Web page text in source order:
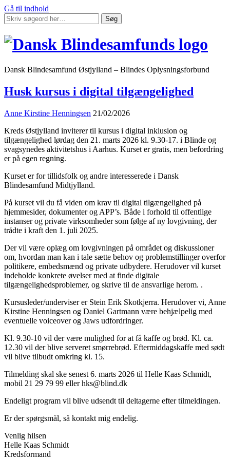
Gå til indhold
Søg
Dansk Blindesamfund Østjylland – Blindes Oplysningsforbund
Husk kursus i digital tilgængelighed
Anne Kirstine Henningsen 21/02/2026
Kreds Østjylland inviterer til kursus i digital inklusion og
tilgængelighed lørdag den 21. marts 2026 kl. 9.30-17. i Blinde og
svagsynedes aktivitetshus i Aarhus. Kurset er gratis, men befordring
er på egen regning.
Kurset er for tillidsfolk og andre interesserede i Dansk
Blindesamfund Midtjylland.
På kurset vil du få viden om krav til digital tilgængelighed på
hjemmesider, dokumenter og APP’s. Både i forhold til offentlige
instanser og private virksomheder som følge af ny lovgivning, der
trådte i kraft den 1. juli 2025.
Der vil være oplæg om lovgivningen på området og diskussioner
om, hvordan man kan i tale sætte behov og problemstillinger overfor
politikere, embedsmænd og private udbydere. Herudover vil kurset
indeholde konkrete øvelser med at finde digitale
tilgængelighedsproblemer, og skrive til de ansvarlige herom. .
Kursusleder/underviser er Stein Erik Skotkjerra. Herudover vi, Anne
Kirstine Henningsen og Daniel Gartmann være behjælpelig med
eventuelle voiceover og Jaws udfordringer.
Kl. 9.30-10 vil der være mulighed for at få kaffe og brød. Kl. ca.
12.30 vil der blive serveret smørrebrød. Eftermiddagskaffe med sødt
vil blive tilbudt omkring kl. 15.
Tilmelding skal ske senest 6. marts 2026 til Helle Kaas Schmidt,
mobil 21 29 79 99 eller hks@blind.dk
Endeligt program vil blive udsendt til deltagerne efter tilmeldingen.
Er der spørgsmål, så kontakt mig endelig.
Venlig hilsen
Helle Kaas Schmidt
Kredsformand